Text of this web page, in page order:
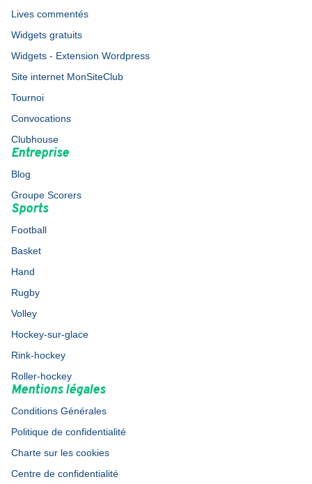
Lives commentés
Widgets gratuits
Widgets - Extension Wordpress
Site internet MonSiteClub
Tournoi
Convocations
Clubhouse
Entreprise
Blog
Groupe Scorers
Sports
Football
Basket
Hand
Rugby
Volley
Hockey-sur-glace
Rink-hockey
Roller-hockey
Mentions légales
Conditions Générales
Politique de confidentialité
Charte sur les cookies
Centre de confidentialité